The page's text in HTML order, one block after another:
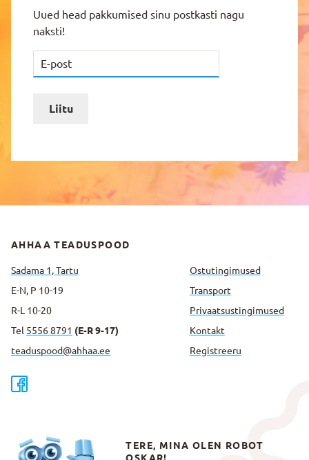
Uued head pakkumised sinu postkasti nagu
naksti!
Liitu
AHHAA TEADUSPOOD
Sadama 1, Tartu
E-N, P 10-19
R-L 10-20
Tel 5556 8791 (E-R 9-17)
teaduspood@ahhaa.ee
Ostutingimused
Transport
Privaatsus­tingimused
Kontakt
Registreeru
TERE, MINA OLEN ROBOT
OSKAR!